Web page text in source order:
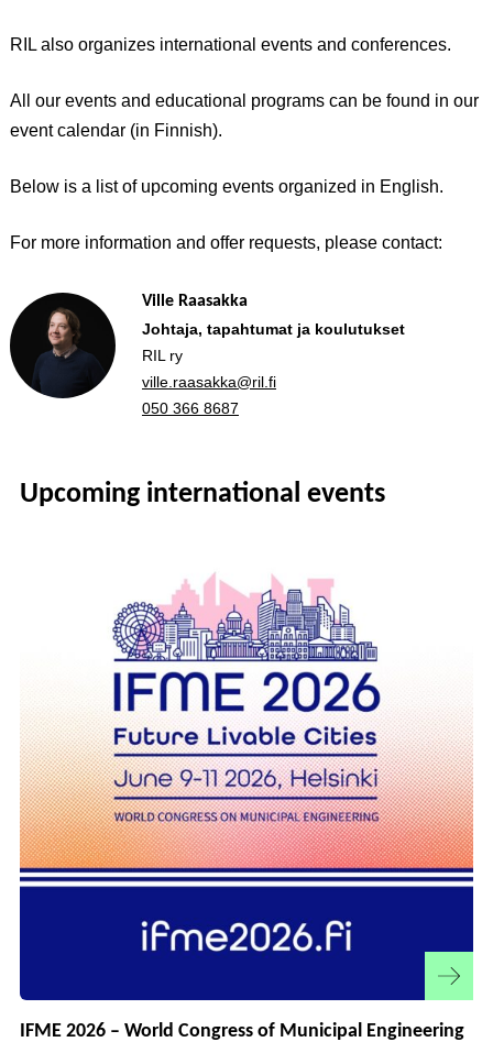
RIL also organizes international events and conferences.
All our events and educational programs can be found in our
event calendar (in Finnish).
Below is a list of upcoming events organized in English.
For more information and offer requests, please contact:
Ville Raasakka
Johtaja, tapahtumat ja koulutukset
RIL ry
ville.raasakka@ril.fi
050 366 8687
Upcoming international events
IFME 2026 – World Congress of Municipal Engineering